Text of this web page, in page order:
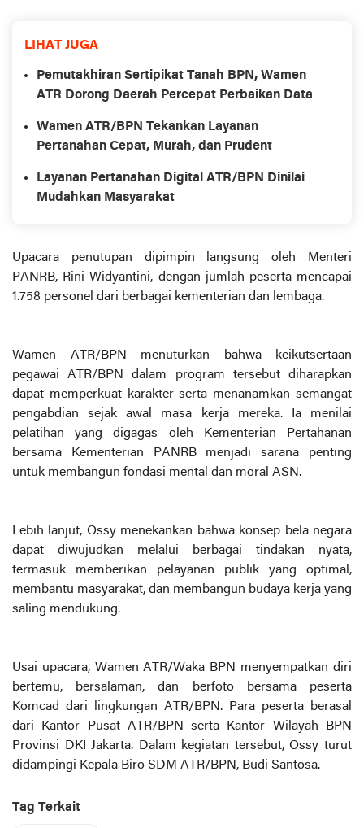
LIHAT JUGA
Pemutakhiran Sertipikat Tanah BPN, Wamen
ATR Dorong Daerah Percepat Perbaikan Data
Wamen ATR/BPN Tekankan Layanan
Pertanahan Cepat, Murah, dan Prudent
Layanan Pertanahan Digital ATR/BPN Dinilai
Mudahkan Masyarakat
Upacara penutupan dipimpin langsung oleh Menteri
PANRB, Rini Widyantini, dengan jumlah peserta mencapai
1.758 personel dari berbagai kementerian dan lembaga.
Wamen ATR/BPN menuturkan bahwa keikutsertaan
pegawai ATR/BPN dalam program tersebut diharapkan
dapat memperkuat karakter serta menanamkan semangat
pengabdian sejak awal masa kerja mereka. Ia menilai
pelatihan yang digagas oleh Kementerian Pertahanan
bersama Kementerian PANRB menjadi sarana penting
untuk membangun fondasi mental dan moral ASN.
Lebih lanjut, Ossy menekankan bahwa konsep bela negara
dapat diwujudkan melalui berbagai tindakan nyata,
termasuk memberikan pelayanan publik yang optimal,
membantu masyarakat, dan membangun budaya kerja yang
saling mendukung.
Usai upacara, Wamen ATR/Waka BPN menyempatkan diri
bertemu, bersalaman, dan berfoto bersama peserta
Komcad dari lingkungan ATR/BPN. Para peserta berasal
dari Kantor Pusat ATR/BPN serta Kantor Wilayah BPN
Provinsi DKI Jakarta. Dalam kegiatan tersebut, Ossy turut
didampingi Kepala Biro SDM ATR/BPN, Budi Santosa.
Tag Terkait